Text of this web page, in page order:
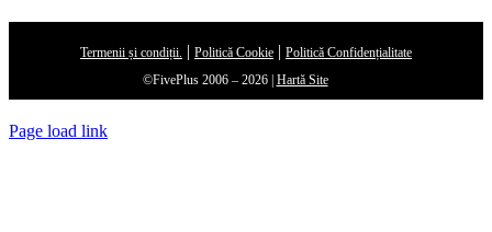
Termenii și condiții. | Politică Cookie | Politică Confidențialitate
©FivePlus 2006 – 2026 | Hartă Site
Page load link